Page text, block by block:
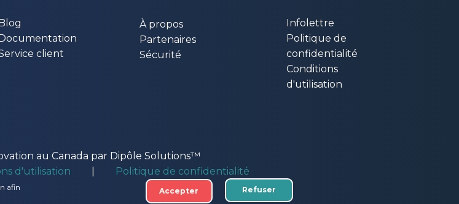
client
À propos
Partenaires
Sécurité
Infolettre
Politique de
confidentialité
Conditions
d'utilisation
au Canada par Dipôle Solutions™
d'utilisation
Politique de confidentialité
afin
Accepter Refuser